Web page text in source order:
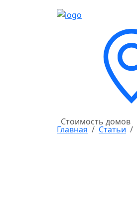
Стоимость домов
Главная Статьи